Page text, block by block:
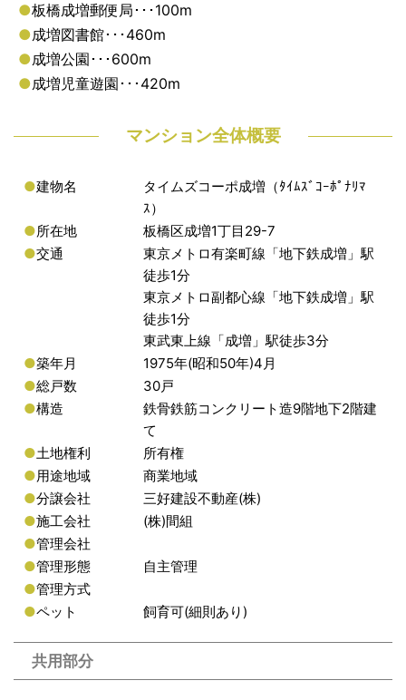
●板橋成増郵便局･･･100m
●成増図書館･･･460m
●成増公園･･･600m
●成増児童遊園･･･420m
マンション全体概要
●建物名
タイムズコーポ成増（ﾀｲﾑｽﾞｺｰﾎﾟﾅﾘﾏ
ｽ）
●所在地
板橋区成増1丁目29-7
●交通
東京メトロ有楽町線「地下鉄成増」駅
徒歩1分
東京メトロ副都心線「地下鉄成増」駅
徒歩1分
東武東上線「成増」駅徒歩3分
●築年月
1975年(昭和50年)4月
●総戸数
30戸
●構造
鉄骨鉄筋コンクリート造9階地下2階建
て
●土地権利
所有権
●用途地域
商業地域
●分譲会社
三好建設不動産(株)
●施工会社
(株)間組
●管理会社
●管理形態
自主管理
●管理方式
●ペット 飼育可(細則あり)
共用部分